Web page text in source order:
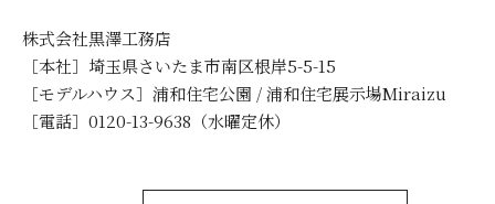
株式会社黒澤工務店
［本社］埼玉県さいたま市南区根岸5-5-15
［モデルハウス］浦和住宅公園 / 浦和住宅展示場Miraizu
［電話］0120-13-9638（水曜定休）